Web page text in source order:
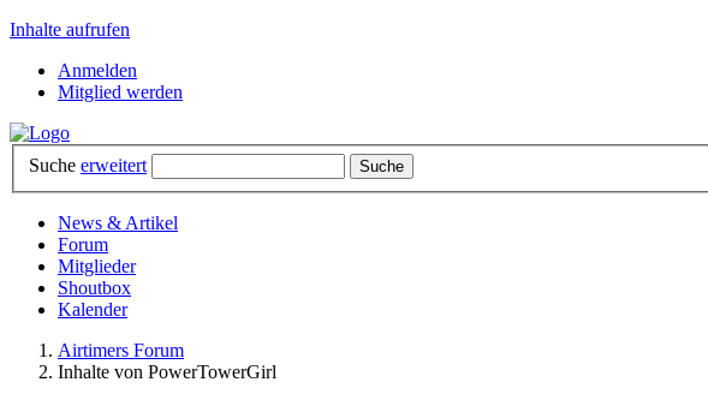
Inhalte aufrufen
Anmelden
Mitglied werden
Suche erweitert
News & Artikel
Forum
Mitglieder
Shoutbox
Kalender
Airtimers Forum
Inhalte von PowerTowerGirl